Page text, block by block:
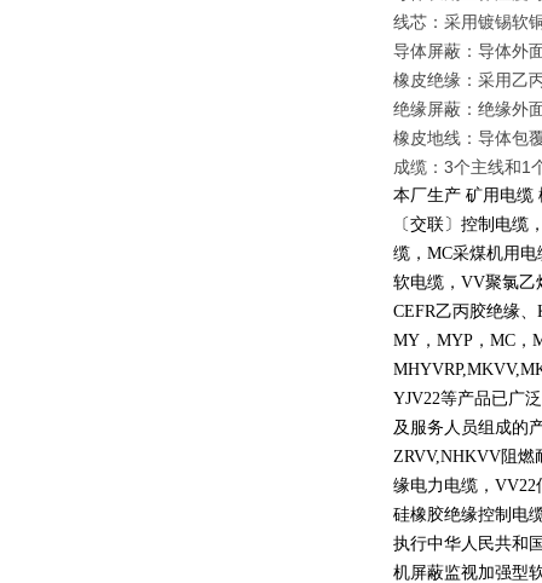
线芯：采用镀锡软
导体屏蔽：导体外
橡皮绝缘：采用乙
绝缘屏蔽：绝缘外
橡皮地线：导体包
成缆：3个主线和1
本厂生产 矿用电缆
〔交联〕控制电缆
缆， MC采煤机用电
软电缆， VV聚氯乙
CEFR乙丙胶绝缘、
MY ， MYP ， MC ，
YJV22等产品已广
及服务人员组成的
ZRVV,NHKVV阻燃
缘电力电缆， VV22
硅橡胶绝缘控制电
执行中华人民共和
机屏蔽监视加强型